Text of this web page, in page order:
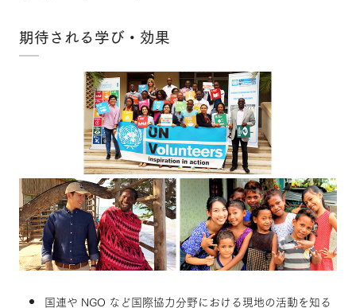
期待される学び・効果
国連や NGO など国際協力分野における現地の活動を知る